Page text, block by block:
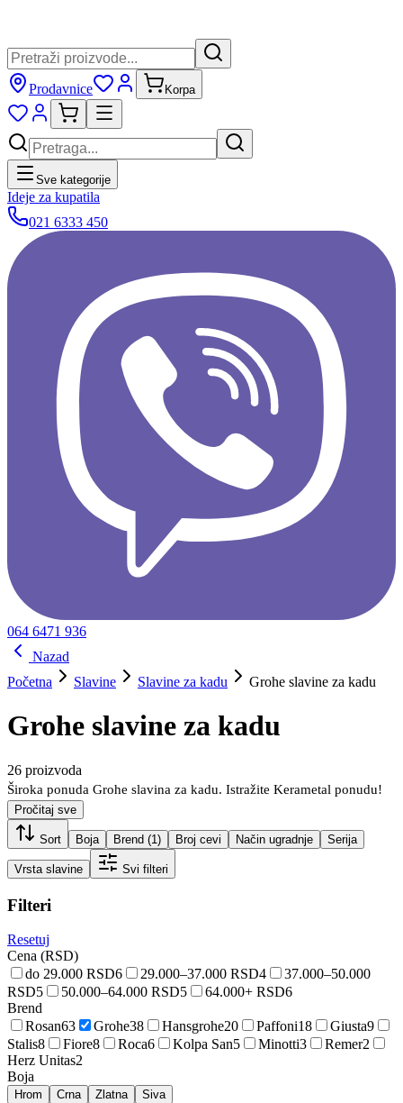
Prodavnice Korpa
Sve kategorije
Ideje za kupatila
021 6333 450
064 6471 936
Nazad
Početna
Slavine Slavine za kadu Grohe slavine za kadu
Grohe slavine za kadu
26 proizvoda
Široka ponuda Grohe slavina za kadu. Istražite Kerametal ponudu!
Pročitaj sve
Sort Boja Brend (1) Broj cevi Način ugradnje Serija
Vrsta slavine Svi filteri
Filteri
Resetuj
Cena (RSD)
do 29.000 RSD6 29.000–37.000 RSD4
37.000–50.000
RSD5 50.000–64.000 RSD5 64.000+ RSD6
Brend
Rosan63 Grohe38 Hansgrohe20 Paffoni18 Giusta9
Stalis8 Fiore8 Roca6 Kolpa San5 Minotti3 Remer2
Herz Unitas2
Boja
Hrom Crna Zlatna Siva